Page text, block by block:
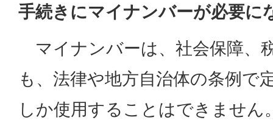
手続きにマイナンバーが必要に
マイナンバーは、社会保障、
も、法律や地方自治体の条例で
しか使用することはできません